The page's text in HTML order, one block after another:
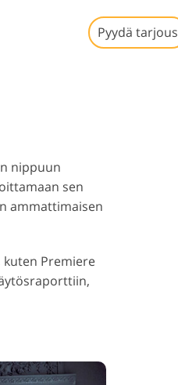
Pyydä tarjous
nippuun
sen
ammattimaisen
Premiere